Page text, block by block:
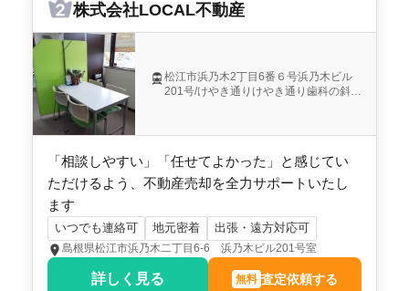
株式会社LOCAL不動産
松江市浜乃木2丁目6番６号浜乃木ビル
201号/けやき通りけやき通り歯科の斜め
「相談しやすい」「任せてよかった」と感じてい
ただけるよう、不動産売却を全力サポートいたし
ます
いつでも連絡可 地元密着 出張・遠方対応可
島根県松江市浜乃木二丁目6-6 浜乃木ビル201号室
詳しく見る 無料 査定依頼する